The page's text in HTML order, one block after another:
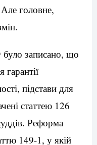
головне,
було записано, що
підстави для
статтею 126
Реформа
149-1, у якій